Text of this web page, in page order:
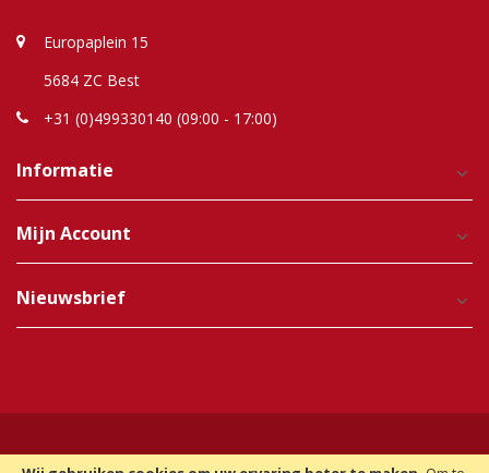
Europaplein 15
5684 ZC Best
+31 (0)499330140 (09:00 - 17:00)
Informatie
Mijn Account
Nieuwsbrief